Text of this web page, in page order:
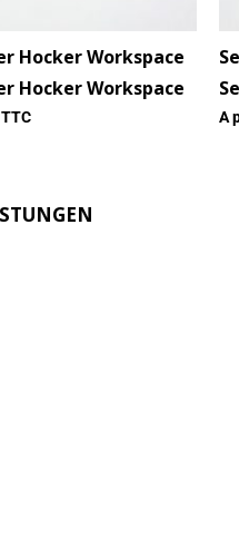
Hocker Workspace
Hocker Workspace
A